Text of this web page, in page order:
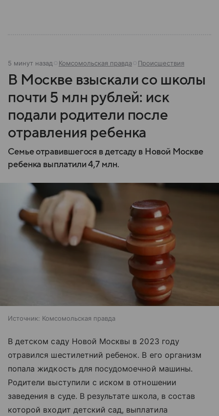
5 минут назад Комсомольская правда Происшествия
В Москве взыскали со школы
почти 5 млн рублей: иск
подали родители после
отравления ребенка
Семье отравившегося в детсаду в Новой Москве
ребенка выплатили 4,7 млн.
Источник: Комсомольская правда
В детском саду Новой Москвы в 2023 году
отравился шестилетний ребенок. В его организм
попала жидкость для посудомоечной машины.
Родители выступили с иском в отношении
заведения в суде. В результате школа, в состав
которой входит детский сад, выплатила